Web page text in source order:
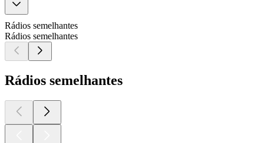
Rádios semelhantes
Rádios semelhantes
Rádios semelhantes